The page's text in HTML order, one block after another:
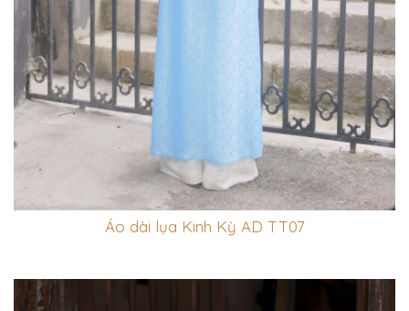
Áo dài lụa Kinh Kỳ AD TT07